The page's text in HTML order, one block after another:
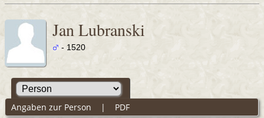
Jan Lubranski
- 1520
Angaben zur Person | PDF